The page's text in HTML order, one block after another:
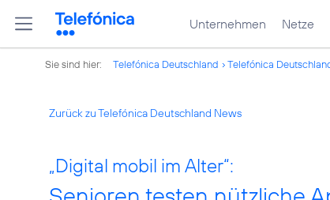
Unternehmen Netze
Sie sind hier: Telefónica Deutschland Telefónica
Zurück zu Telefónica Deutschland News
„Digital mobil im Alter“: